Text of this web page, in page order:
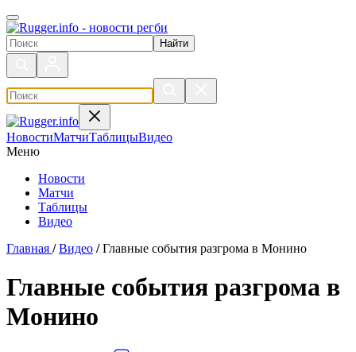
Поиск по сайту
НовостиМатчиТаблицыВидео
Меню
Новости
Матчи
Таблицы
Видео
Главная / Видео / Главные события разгрома в Монино
Главные события разгрома в
Монино